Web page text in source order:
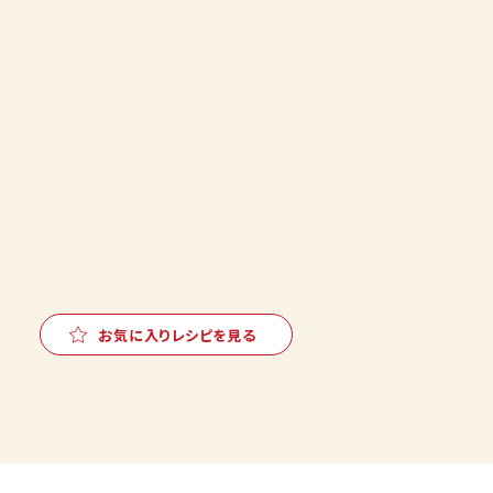
お気に入りレシピを見る